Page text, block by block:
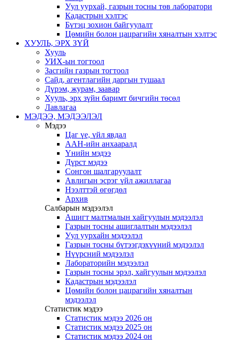
Уул уурхай, газрын тосны төв лаборатори
Кадастрын хэлтэс
Бүтэц зохион байгуулалт
Цөмийн болон цацрагийн хяналтын хэлтэс
ХУУЛЬ, ЭРХ ЗҮЙ
Хууль
УИХ-ын тогтоол
Засгийн газрын тогтоол
Сайд, агентлагийн даргын тушаал
Дүрэм, журам, заавар
Хууль, эрх зүйн баримт бичгийн төсөл
Лавлагаа
МЭДЭЭ, МЭДЭЭЛЭЛ
Мэдээ
Цаг үе, үйл явдал
ААН-ийн анхааралд
Үнийн мэдээ
Дүрст мэдээ
Сонгон шалгаруулалт
Авлигын эсрэг үйл ажиллагаа
Нээлттэй өгөгдөл
Архив
Салбарын мэдээлэл
Ашигт малтмалын хайгуулын мэдээлэл
Газрын тосны ашиглалтын мэдээлэл
Уул уурхайн мэдээлэл
Газрын тосны бүтээгдэхүүний мэдээлэл
Нүүрсний мэдээлэл
Лабораторийн мэдээлэл
Газрын тосны эрэл, хайгуулын мэдээлэл
Кадастрын мэдээлэл
Цөмийн болон цацрагийн хяналтын
мэдээлэл
Статистик мэдээ
Статистик мэдээ 2026 он
Статистик мэдээ 2025 он
Статистик мэдээ 2024 он